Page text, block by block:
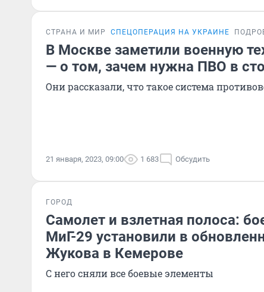
СТРАНА И МИР СПЕЦОПЕРАЦИЯ НА УКРАИНЕ
В Москве заметили военную
— о том, зачем нужна ПВО в
Они рассказали, что такое система
21 января, 2023, 09:00 1 683 Обсудить
ГОРОД
Самолет и взлетная полоса:
МиГ-29 установили в
Жукова в Кемерове
С него сняли все боевые элементы